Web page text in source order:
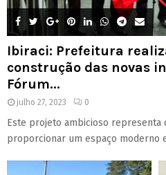
Ibiraci: Prefeitura
construção das novas
Fórum...
julho 27, 2023 0
Este projeto ambicioso representa
proporcionar um espaço moderno